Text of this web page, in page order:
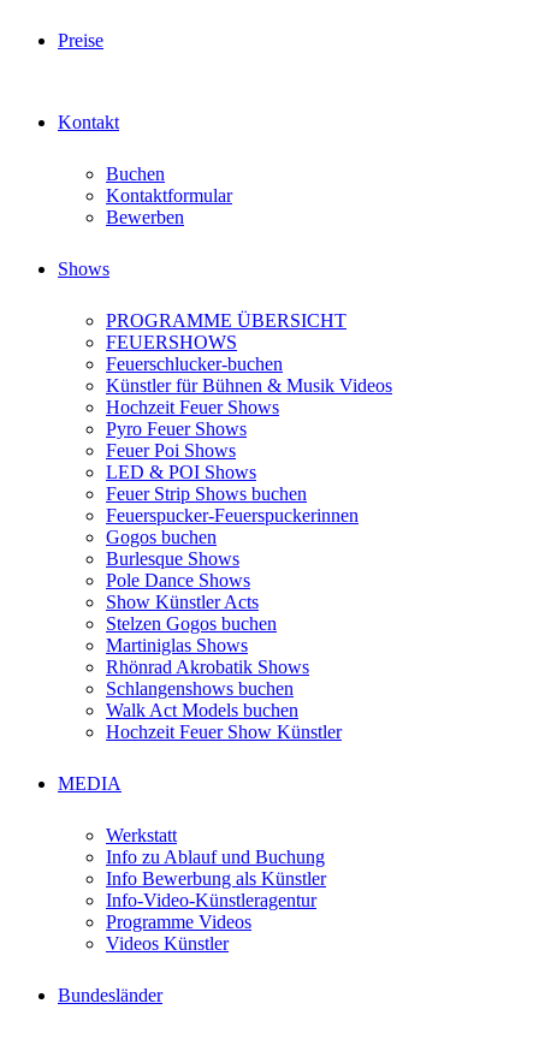
Preise
Kontakt
Buchen
Kontaktformular
Bewerben
Shows
PROGRAMME ÜBERSICHT
FEUERSHOWS
Feuerschlucker-buchen
Künstler für Bühnen & Musik Videos
Hochzeit Feuer Shows
Pyro Feuer Shows
Feuer Poi Shows
LED & POI Shows
Feuer Strip Shows buchen
Feuerspucker-Feuerspuckerinnen
Gogos buchen
Burlesque Shows
Pole Dance Shows
Show Künstler Acts
Stelzen Gogos buchen
Martiniglas Shows
Rhönrad Akrobatik Shows
Schlangenshows buchen
Walk Act Models buchen
Hochzeit Feuer Show Künstler
MEDIA
Werkstatt
Info zu Ablauf und Buchung
Info Bewerbung als Künstler
Info-Video-Künstleragentur
Programme Videos
Videos Künstler
Bundesländer